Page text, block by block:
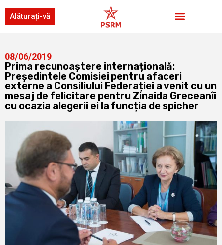
Alăturați-vă
08/06/2019
Prima recunoaștere internațională:
Președintele Comisiei pentru afaceri
externe a Consiliului Federației a venit cu un
mesaj de felicitare pentru Zinaida Greceanîi
cu ocazia alegerii ei la funcția de spicher